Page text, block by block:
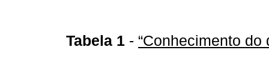
Tabela 1 - “Conhecimento